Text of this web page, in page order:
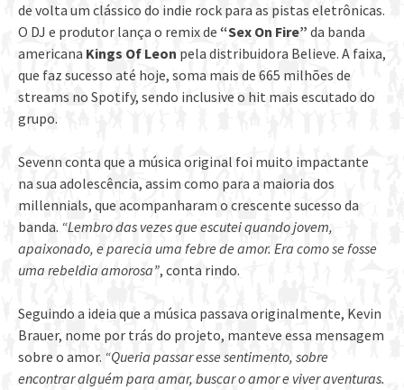
de volta um clássico do indie rock para as pistas eletrônicas.
O DJ e produtor lança o remix de “Sex On Fire” da banda
americana Kings Of Leon pela distribuidora Believe. A faixa,
que faz sucesso até hoje, soma mais de 665 milhões de
streams no Spotify, sendo inclusive o hit mais escutado do
grupo.
Sevenn conta que a música original foi muito impactante
na sua adolescência, assim como para a maioria dos
millennials, que acompanharam o crescente sucesso da
banda. “Lembro das vezes que escutei quando jovem,
apaixonado, e parecia uma febre de amor. Era como se fosse
uma rebeldia amorosa”, conta rindo.
Seguindo a ideia que a música passava originalmente, Kevin
Brauer, nome por trás do projeto, manteve essa mensagem
sobre o amor. “Queria passar esse sentimento, sobre
encontrar alguém para amar, buscar o amor e viver aventuras.